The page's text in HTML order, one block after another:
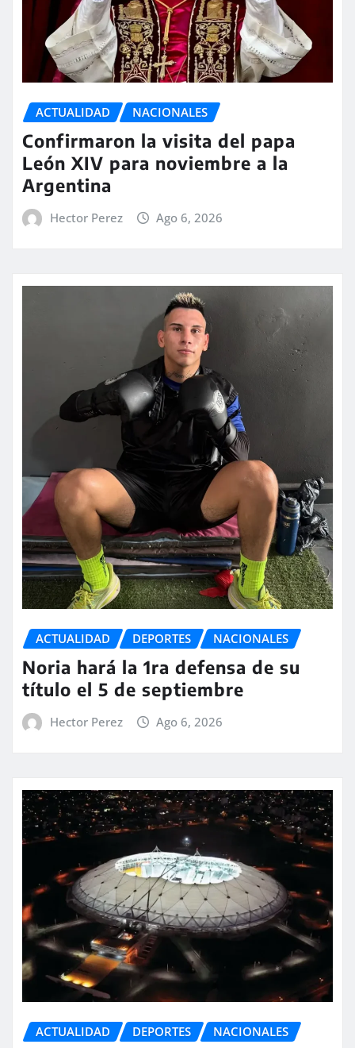
ACTUALIDAD NACIONALES
Confirmaron la visita del papa
León XIV para noviembre a la
Argentina
Hector Perez Ago 6, 2026
ACTUALIDAD DEPORTES NACIONALES
Noria hará la 1ra defensa de su
título el 5 de septiembre
Hector Perez Ago 6, 2026
ACTUALIDAD DEPORTES NACIONALES